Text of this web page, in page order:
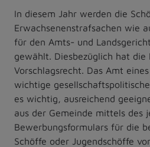
In diesem Jahr werden die
Erwachsenenstrafsachen wie
für den Amts- und
gewählt. Diesbezüglich hat die
Vorschlagsrecht. Das Amt
wichtige
es wichtig, ausreichend
aus der Gemeinde mittels des
Bewerbungsformulars für die
Schöffe oder Jugendschöffe